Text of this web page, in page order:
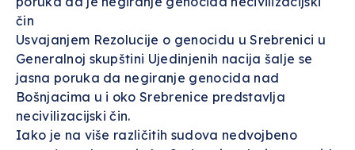
čin
Usvajanjem Rezolucije o genocidu u Srebrenici u
Generalnoj skupštini Ujedinjenih nacija šalje se
jasna poruka da negiranje genocida nad
Bošnjacima u i oko Srebrenice predstavlja
necivilizacijski čin.
Iako je na više različitih sudova nedvojbeno